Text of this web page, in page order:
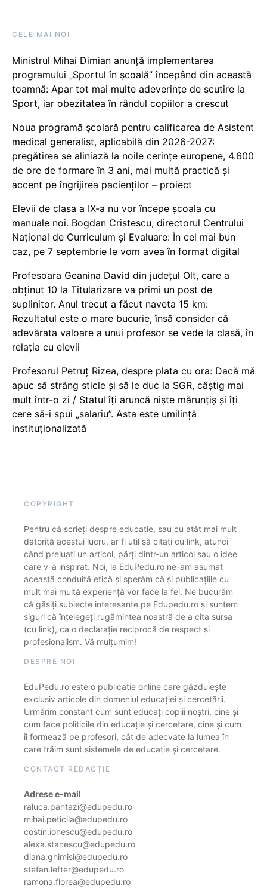
CELE MAI NOI
Ministrul Mihai Dimian anunță implementarea
programului „Sportul în școală” începând din această
toamnă: Apar tot mai multe adeverințe de scutire la
Sport, iar obezitatea în rândul copiilor a crescut
Noua programă școlară pentru calificarea de Asistent
medical generalist, aplicabilă din 2026-2027:
pregătirea se aliniază la noile cerințe europene, 4.600
de ore de formare în 3 ani, mai multă practică și
accent pe îngrijirea pacienților – proiect
Elevii de clasa a IX-a nu vor începe școala cu
manuale noi. Bogdan Cristescu, directorul Centrului
Național de Curriculum și Evaluare: În cel mai bun
caz, pe 7 septembrie le vom avea în format digital
Profesoara Geanina David din județul Olt, care a
obținut 10 la Titularizare va primi un post de
suplinitor. Anul trecut a făcut naveta 15 km:
Rezultatul este o mare bucurie, însă consider că
adevărata valoare a unui profesor se vede la clasă, în
relația cu elevii
Profesorul Petruț Rizea, despre plata cu ora: Dacă mă
apuc să strâng sticle și să le duc la SGR, câștig mai
mult într-o zi / Statul îți aruncă niște mărunțiș și îți
cere să-i spui „salariu”. Asta este umilință
instituționalizată
COPYRIGHT
Pentru că scrieți despre educație, sau cu atât mai mult
datorită acestui lucru, ar fi util să citați cu link, atunci
când preluați un articol, părți dintr-un articol sau o idee
care v-a inspirat. Noi, la EduPedu.ro ne-am asumat
această conduită etică și sperăm că și publicațiile cu
mult mai multă experiență vor face la fel. Ne bucurăm
că găsiți subiecte interesante pe Edupedu.ro și suntem
siguri că înțelegeți rugămintea noastră de a cita sursa
(cu link), ca o declarație reciprocă de respect și
profesionalism. Vă mulțumim!
DESPRE NOI
EduPedu.ro este o publicație online care găzduiește
exclusiv articole din domeniul educației și cercetării.
Urmărim constant cum sunt educați copiii noștri, cine și
cum face politicile din educație și cercetare, cine și cum
îi formează pe profesori, cât de adecvate la lumea în
care trăim sunt sistemele de educație și cercetare.
CONTACT REDACȚIE
Adrese e-mail
raluca.pantazi@edupedu.ro
mihai.peticila@edupedu.ro
costin.ionescu@edupedu.ro
alexa.stanescu@edupedu.ro
diana.ghimisi@edupedu.ro
stefan.lefter@edupedu.ro
ramona.florea@edupedu.ro